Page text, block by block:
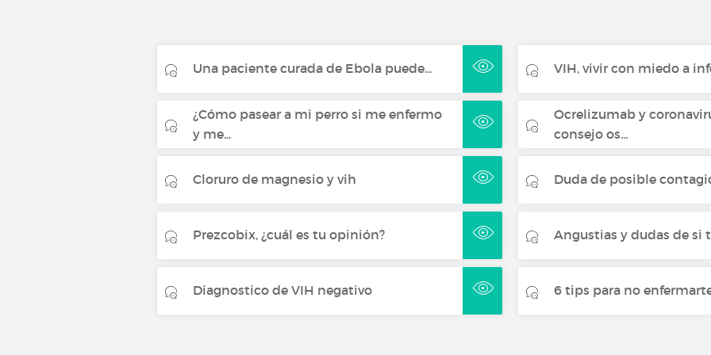
Una paciente curada de Ebola puede... VIH, vivir con miedo a
¿Cómo pasear a mi perro si me enfermo
y me...
Ocrelizumab y
consejo os...
Cloruro de magnesio y vih Duda de posible
Prezcobix, ¿cuál es tu opinión? Angustias y dudas de si
Diagnostico de VIH negativo 6 tips para no